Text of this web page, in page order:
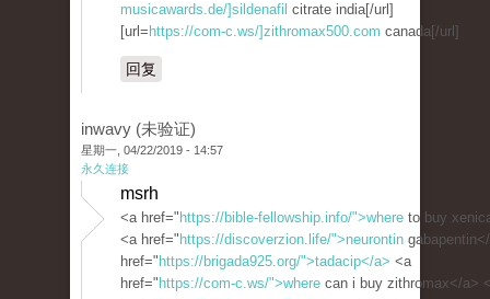
musicawards.de/]sildenafil citrate india[/url]
[url= https://com-c.ws/]zithromax500.com canada[/url]
回复
inwavy (未验证)
星期一, 04/22/2019 - 14:57
永久连接
msrh
<a href=" https://bible-fellowship.info/">where to buy
<a href=" https://discoverzion.life/">neurontin
href=" https://brigada925.org/">tadacip</a> <a
href=" https://com-c.ws/">where can i buy zithromax</a>